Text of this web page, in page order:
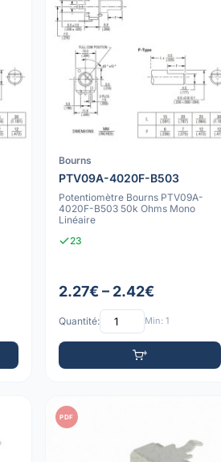
Bourns
PTV09A-4020F-B503
Potentiomètre Bourns PTV09A-
4020F-B503 50k Ohms Mono
Linéaire
23
2.27€ – 2.42€
Quantité: Min: 1
PDF